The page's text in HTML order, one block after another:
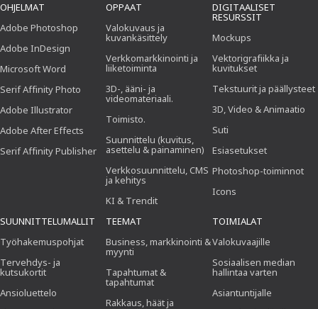
OHJELMAT
Adobe Photoshop
Adobe InDesign
Microsoft Word
Serif Affinity Photo
Adobe Illustrator
Adobe After Effects
Serif Affinity Publisher
OPPAAT
Valokuvaus ja
kuvankäsittely
Verkkomarkkinointi ja
liiketoiminta
3D-, ääni- ja
videomateriaali.
Toimisto.
Suunnittelu (kuvitus,
asettelu & painaminen)
Verkkosuunnittelu, CMS
ja kehitys
KI & Trendit
DIGITAALISET
RESURSSIT
Mockups
Vektorigrafiikka ja
kuvitukset
Tekstuurit ja päällysteet
3D, Video & Animaatio
Suti
Esiasetukset
Photoshop-toiminnot
Icons
SUUNNITTELUMALLIT
Työhakemuspohjat
Tervehdys- ja
kutsukortit
Ansioluettelo
TEEMAT
Business, markkinointi &
myynti
Tapahtumat &
tapahtumat
Rakkaus, häät ja
TOIMIALAT
Valokuvaajille
Sosiaalisen median
hallintaa varten
Asiantuntijalle